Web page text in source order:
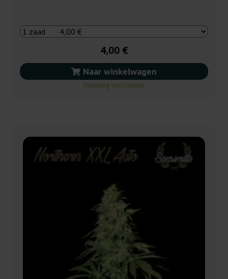
4,00 €
Naar winkelwagen
Vandaag verzonden